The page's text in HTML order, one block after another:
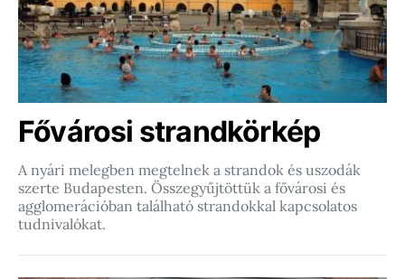
Fővárosi strandkörkép
A nyári melegben megtelnek a strandok és uszodák
szerte Budapesten. Összegyűjtöttük a fővárosi és
agglomerációban található strandokkal kapcsolatos
tudnivalókat.